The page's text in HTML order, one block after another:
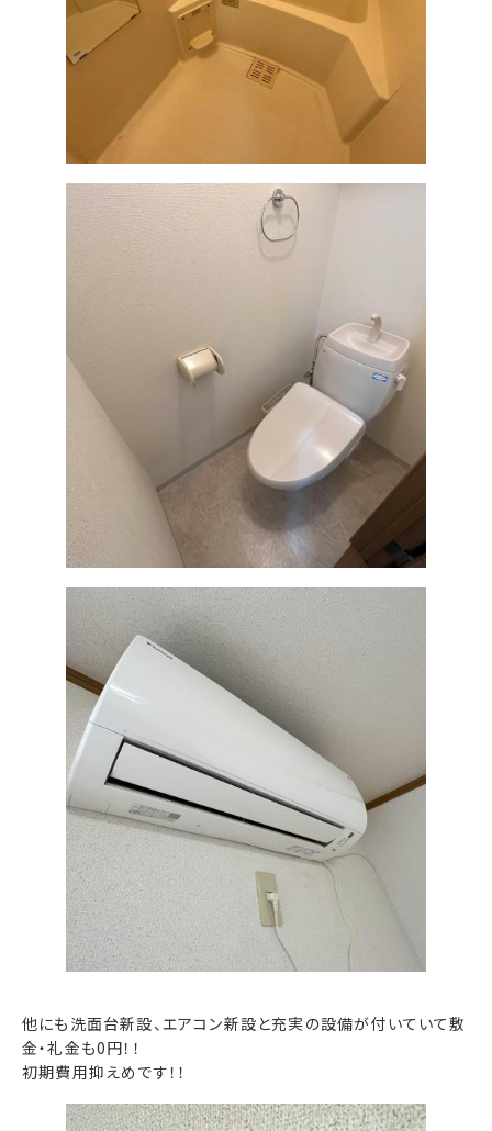
他にも洗面台新設、エアコン新設と充実の設備が付いていて敷
金・礼金も0円！！
初期費用抑えめです！！